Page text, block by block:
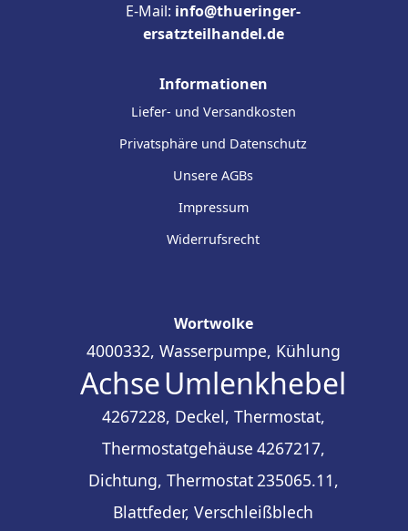
E-Mail: info@thueringer-
ersatzteilhandel.de
Informationen
Liefer- und Versandkosten
Privatsphäre und Datenschutz
Unsere AGBs
Impressum
Widerrufsrecht
Wortwolke
4000332, Wasserpumpe, Kühlung
AchseUmlenkhebel
4267228, Deckel, Thermostat,
Thermostatgehäuse 4267217,
Dichtung, Thermostat235065.11,
Blattfeder, Verschleißblech